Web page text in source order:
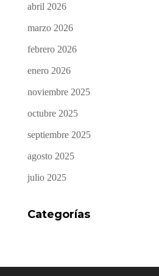
abril 2026
marzo 2026
febrero 2026
enero 2026
noviembre 2025
octubre 2025
septiembre 2025
agosto 2025
julio 2025
Categorías